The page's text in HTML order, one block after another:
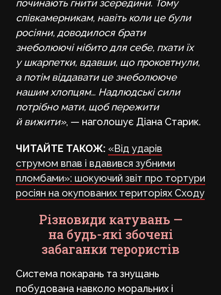
починають гнити зсередини. Тому
співкамерникам, навіть коли це були
росіяни, доводилося брати
знеболюючі нібито для себе, пхати їх
у шкарпетки, вдавши, що проковтнули,
а потім віддавати це знеболююче
нашим хлопцям… Надлюдські сили
потрібно мати, щоб пережити
й вижити», — наголошує Діана Старик.
ЧИТАЙТЕ ТАКОЖ: «Від ударів
струмом впав і вдавився зубними
пломбами»: шокуючий звіт про тортури
росіян на окупованих територіях Сходу
Різновиди катувань —
на будь-які збочені
забаганки терористів
Система покарань та знущань
побудована навколо моральних і